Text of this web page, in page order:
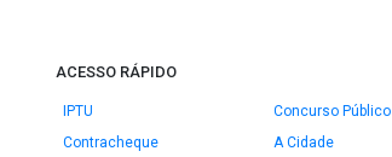
ACESSO RÁPIDO
IPTU
Concurso Público
Contracheque
A Cidade